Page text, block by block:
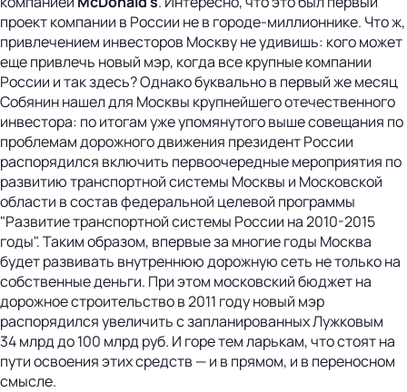
проект компании в России не в городе-миллионнике. Что ж,
привлечением инвесторов Москву не удивишь: кого может
еще привлечь новый мэр, когда все крупные компании
России и так здесь? Однако буквально в первый же месяц
Собянин нашел для Москвы крупнейшего отечественного
инвестора: по итогам уже упомянутого выше совещания по
проблемам дорожного движения президент России
распорядился включить первоочередные мероприятия по
развитию транспортной системы Москвы и Московской
области в состав федеральной целевой программы
"Развитие транспортной системы России на 2010-2015
годы". Таким образом, впервые за многие годы Москва
будет развивать внутреннюю дорожную сеть не только на
собственные деньги. При этом московский бюджет на
дорожное строительство в 2011 году новый мэр
распорядился увеличить с запланированных Лужковым
34 млрд до 100 млрд руб. И горе тем ларькам, что стоят на
пути освоения этих средств — и в прямом, и в переносном
смысле.